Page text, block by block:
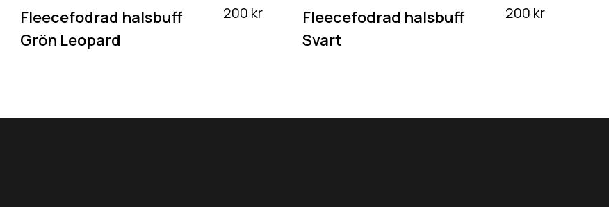
Fleecefodrad halsbuff
Grön Leopard
200 kr
Fleecefodrad halsbuff
Svart
200 kr